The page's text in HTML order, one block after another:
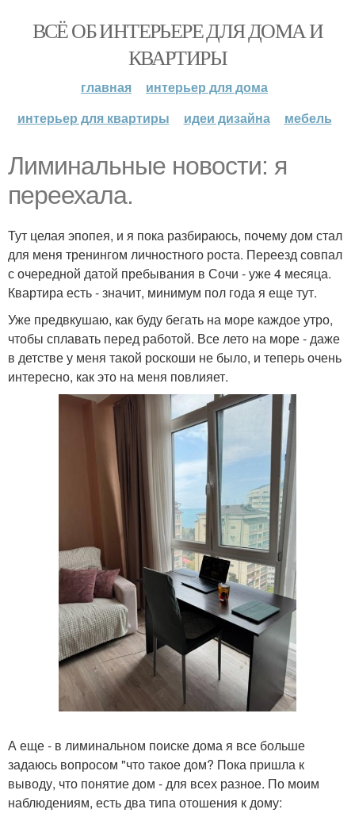
ВСЁ ОБ ИНТЕРЬЕРЕ ДЛЯ ДОМА И
КВАРТИРЫ
главная
интерьер для дома
интерьер для квартиры
идеи дизайна мебель
Лиминальные новости: я
переехала.
Тут целая эпопея, и я пока разбираюсь, почему дом стал
для меня тренингом личностного роста. Переезд совпал
с очередной датой пребывания в Сочи - уже 4 месяца.
Квартира есть - значит, минимум пол года я еще тут.
Уже предвкушаю, как буду бегать на море каждое утро,
чтобы сплавать перед работой. Все лето на море - даже
в детстве у меня такой роскоши не было, и теперь очень
интересно, как это на меня повлияет.
А еще - в лиминальном поиске дома я все больше
задаюсь вопросом "что такое дом? Пока пришла к
выводу, что понятие дом - для всех разное. По моим
наблюдениям, есть два типа отошения к дому: